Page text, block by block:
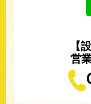
【
営